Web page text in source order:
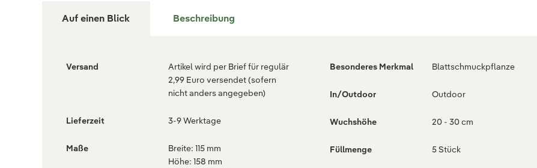
Auf einen Blick Beschreibung
Versand
Artikel wird per Brief für regulär
2,99 Euro versendet (sofern
nicht anders angegeben)
Lieferzeit 3-9 Werktage
Maße
Breite: 115 mm
Höhe: 158 mm
Besonderes Merkmal Blattschmuckpflanze
In/Outdoor Outdoor
Wuchshöhe 20 - 30 cm
Füllmenge 5 Stück